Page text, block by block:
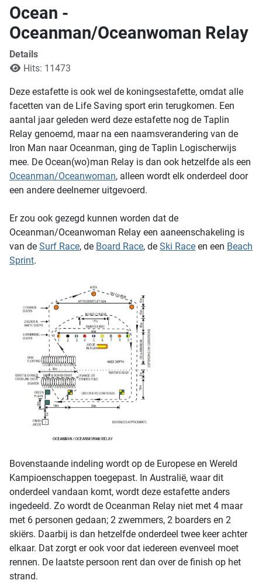
Ocean -
Oceanman/Oceanwoman Relay
Details
Hits: 11473
Deze estafette is ook wel de koningsestafette, omdat alle
facetten van de Life Saving sport erin terugkomen. Een
aantal jaar geleden werd deze estafette nog de Taplin
Relay genoemd, maar na een naamsverandering van de
Iron Man naar Oceanman, ging de Taplin Logischerwijs
mee. De Ocean(wo)man Relay is dan ook hetzelfde als een
Oceanman/Oceanwoman, alleen wordt elk onderdeel door
een andere deelnemer uitgevoerd.
Er zou ook gezegd kunnen worden dat de
Oceanman/Oceanwoman Relay een aaneenschakeling is
van de Surf Race, de Board Race, de Ski Race en een Beach
Sprint.
Bovenstaande indeling wordt op de Europese en Wereld
Kampioenschappen toegepast. In Australië, waar dit
onderdeel vandaan komt, wordt deze estafette anders
ingedeeld. Zo wordt de Oceanman Relay niet met 4 maar
met 6 personen gedaan; 2 zwemmers, 2 boarders en 2
skiërs. Daarbij is dan hetzelfde onderdeel twee keer achter
elkaar. Dat zorgt er ook voor dat iedereen evenveel moet
rennen. De laatste persoon rent dan over de finish op het
strand.